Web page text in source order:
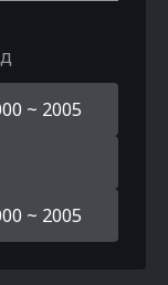
~ 2005
~ 2005